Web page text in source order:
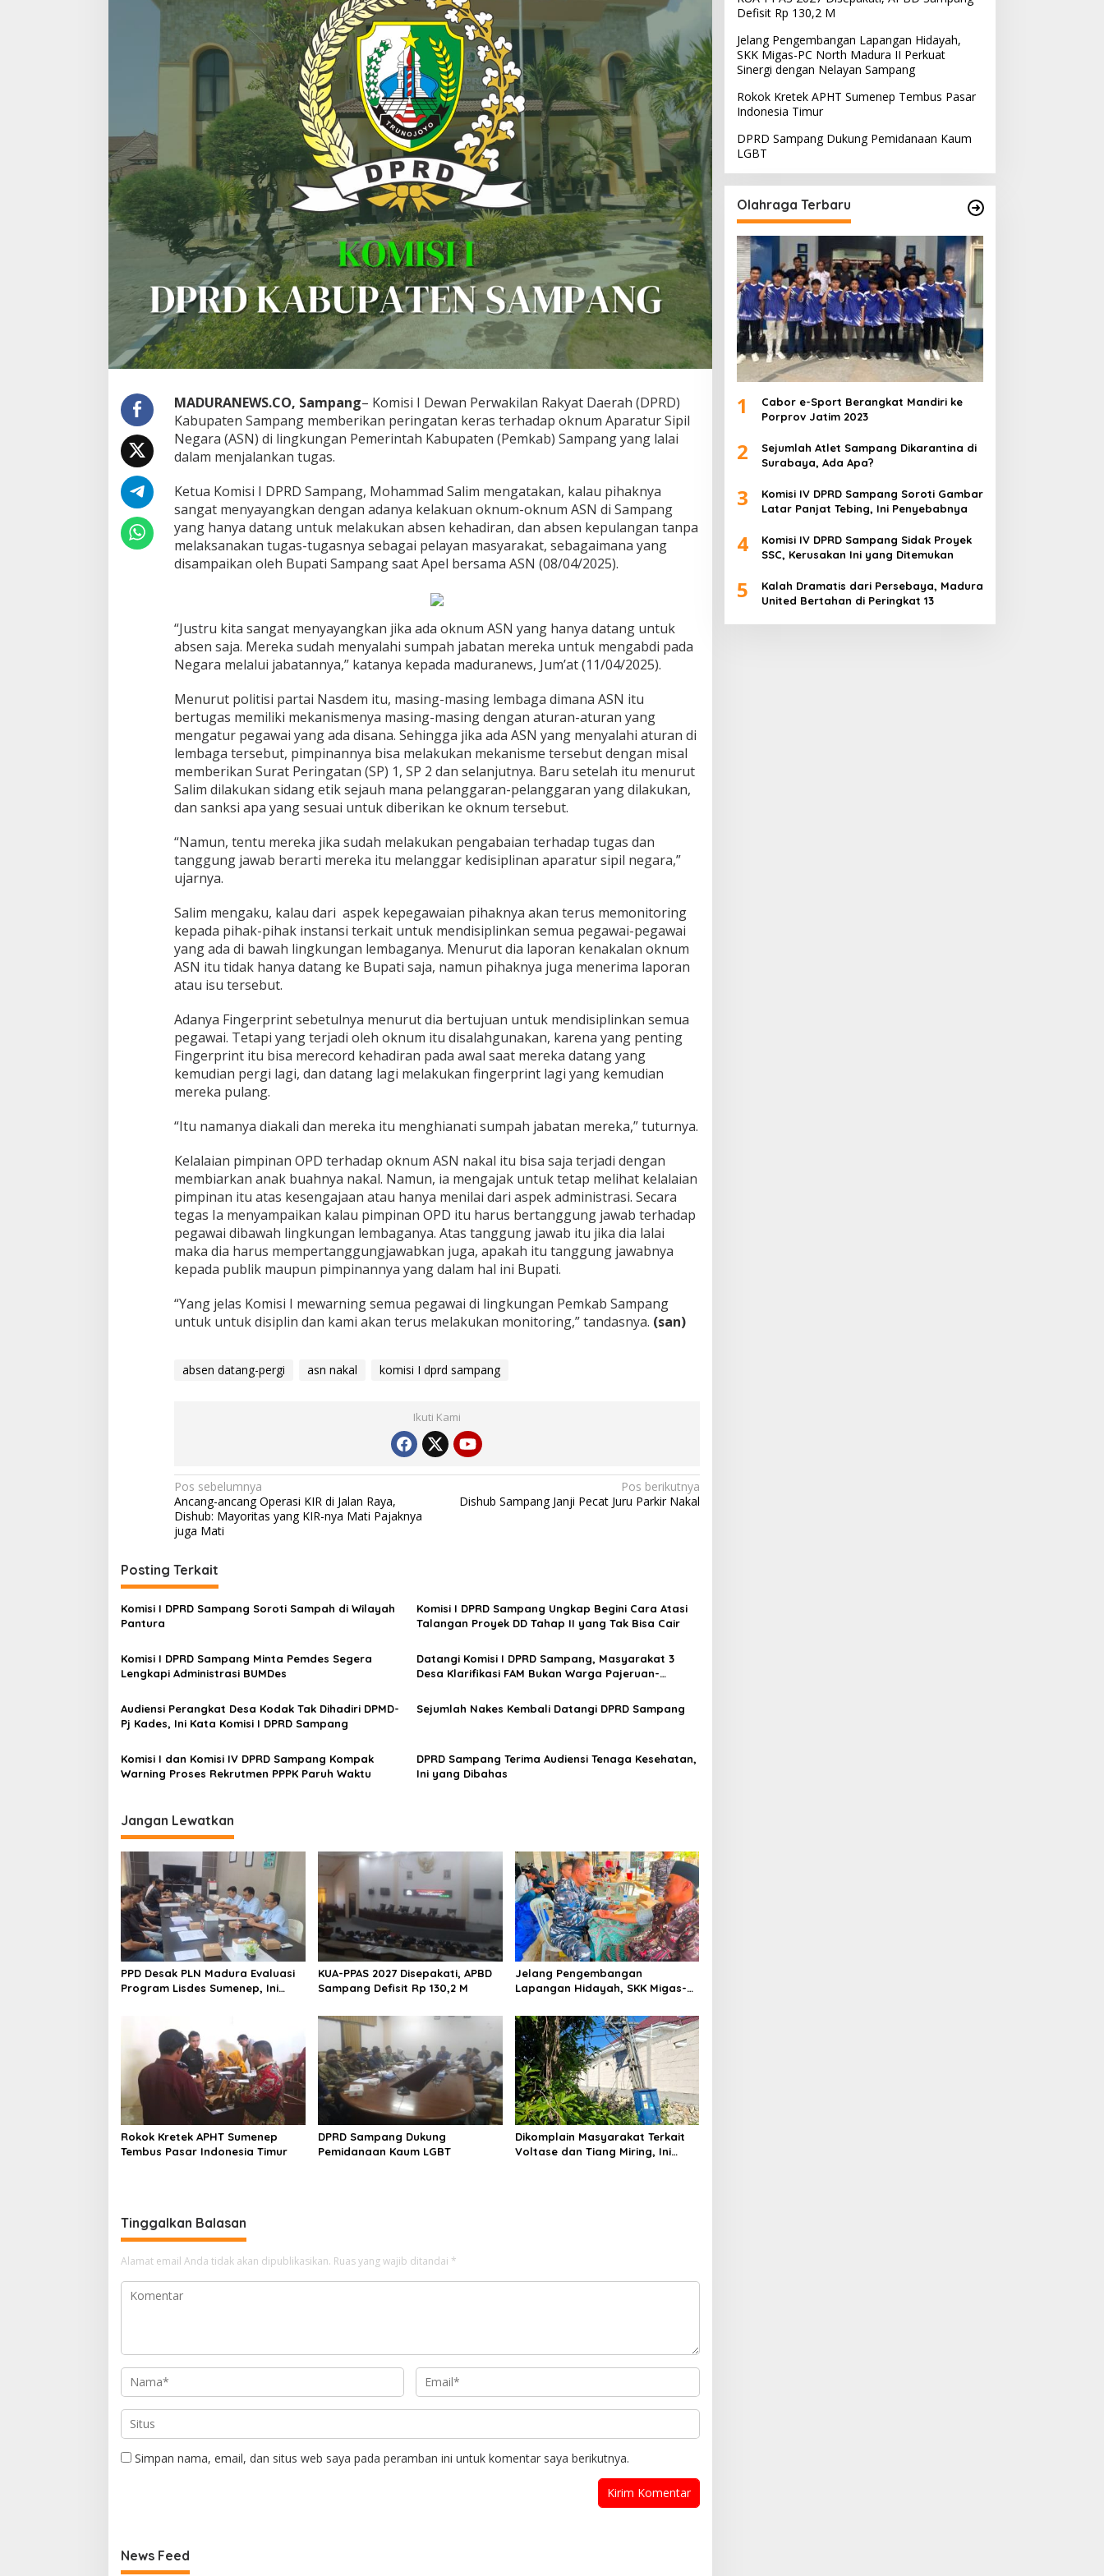
MADURANEWS.CO, Sampang– Komisi I Dewan Perwakilan Rakyat Daerah (DPRD)
Kabupaten Sampang memberikan peringatan keras terhadap oknum Aparatur Sipil
Negara (ASN) di lingkungan Pemerintah Kabupaten (Pemkab) Sampang yang lalai
dalam menjalankan tugas.
Ketua Komisi I DPRD Sampang, Mohammad Salim mengatakan, kalau pihaknya
sangat menyayangkan dengan adanya kelakuan oknum-oknum ASN di Sampang
yang hanya datang untuk melakukan absen kehadiran, dan absen kepulangan tanpa
melaksanakan tugas-tugasnya sebagai pelayan masyarakat, sebagaimana yang
disampaikan oleh Bupati Sampang saat Apel bersama ASN (08/04/2025).
“Justru kita sangat menyayangkan jika ada oknum ASN yang hanya datang untuk
absen saja. Mereka sudah menyalahi sumpah jabatan mereka untuk mengabdi pada
Negara melalui jabatannya,” katanya kepada maduranews, Jum’at (11/04/2025).
Menurut politisi partai Nasdem itu, masing-masing lembaga dimana ASN itu
bertugas memiliki mekanismenya masing-masing dengan aturan-aturan yang
mengatur pegawai yang ada disana. Sehingga jika ada ASN yang menyalahi aturan di
lembaga tersebut, pimpinannya bisa melakukan mekanisme tersebut dengan misal
memberikan Surat Peringatan (SP) 1, SP 2 dan selanjutnya. Baru setelah itu menurut
Salim dilakukan sidang etik sejauh mana pelanggaran-pelanggaran yang dilakukan,
dan sanksi apa yang sesuai untuk diberikan ke oknum tersebut.
“Namun, tentu mereka jika sudah melakukan pengabaian terhadap tugas dan
tanggung jawab berarti mereka itu melanggar kedisiplinan aparatur sipil negara,”
ujarnya.
Salim mengaku, kalau dari aspek kepegawaian pihaknya akan terus memonitoring
kepada pihak-pihak instansi terkait untuk mendisiplinkan semua pegawai-pegawai
yang ada di bawah lingkungan lembaganya. Menurut dia laporan kenakalan oknum
ASN itu tidak hanya datang ke Bupati saja, namun pihaknya juga menerima laporan
atau isu tersebut.
Adanya Fingerprint sebetulnya menurut dia bertujuan untuk mendisiplinkan semua
pegawai. Tetapi yang terjadi oleh oknum itu disalahgunakan, karena yang penting
Fingerprint itu bisa merecord kehadiran pada awal saat mereka datang yang
kemudian pergi lagi, dan datang lagi melakukan fingerprint lagi yang kemudian
mereka pulang.
“Itu namanya diakali dan mereka itu menghianati sumpah jabatan mereka,” tuturnya.
Kelalaian pimpinan OPD terhadap oknum ASN nakal itu bisa saja terjadi dengan
membiarkan anak buahnya nakal. Namun, ia mengajak untuk tetap melihat kelalaian
pimpinan itu atas kesengajaan atau hanya menilai dari aspek administrasi. Secara
tegas Ia menyampaikan kalau pimpinan OPD itu harus bertanggung jawab terhadap
pegawai dibawah lingkungan lembaganya. Atas tanggung jawab itu jika dia lalai
maka dia harus mempertanggungjawabkan juga, apakah itu tanggung jawabnya
kepada publik maupun pimpinannya yang dalam hal ini Bupati.
“Yang jelas Komisi I mewarning semua pegawai di lingkungan Pemkab Sampang
untuk untuk disiplin dan kami akan terus melakukan monitoring,” tandasnya. (san)
absen datang-pergi asn nakal komisi I dprd sampang
Ikuti Kami
Navigasi
pos
Pos sebelumnya
Ancang-ancang Operasi KIR di Jalan Raya,
Dishub: Mayoritas yang KIR-nya Mati Pajaknya
juga Mati
Pos berikutnya
Dishub Sampang Janji Pecat Juru Parkir Nakal
Posting Terkait
Komisi I DPRD Sampang Soroti Sampah di Wilayah
Pantura
Komisi I DPRD Sampang Ungkap Begini Cara Atasi
Talangan Proyek DD Tahap II yang Tak Bisa Cair
Komisi I DPRD Sampang Minta Pemdes Segera
Lengkapi Administrasi BUMDes
Datangi Komisi I DPRD Sampang, Masyarakat 3
Desa Klarifikasi FAM Bukan Warga Pajeruan-
Audiensi Perangkat Desa Kodak Tak Dihadiri DPMD-
Pj Kades, Ini Kata Komisi I DPRD Sampang
Sejumlah Nakes Kembali Datangi DPRD Sampang
Komisi I dan Komisi IV DPRD Sampang Kompak
Warning Proses Rekrutmen PPPK Paruh Waktu
DPRD Sampang Terima Audiensi Tenaga Kesehatan,
Ini yang Dibahas
Jangan Lewatkan
PPD Desak PLN Madura Evaluasi
Program Lisdes Sumenep, Ini
KUA-PPAS 2027 Disepakati, APBD
Sampang Defisit Rp 130,2 M
Jelang Pengembangan
Lapangan Hidayah, SKK Migas-
Sinergi dengan Nelayan
Sampang
Rokok Kretek APHT Sumenep
Tembus Pasar Indonesia Timur
DPRD Sampang Dukung
Pemidanaan Kaum LGBT
Dikomplain Masyarakat Terkait
Voltase dan Tiang Miring, Ini
Tinggalkan Balasan
Alamat email Anda tidak akan dipublikasikan. Ruas yang wajib ditandai *
Simpan nama, email, dan situs web saya pada peramban ini untuk komentar saya berikutnya.
News Feed
Defisit Rp 130,2 M
Jelang Pengembangan Lapangan Hidayah,
SKK Migas-PC North Madura II Perkuat
Sinergi dengan Nelayan Sampang
Rokok Kretek APHT Sumenep Tembus Pasar
Indonesia Timur
DPRD Sampang Dukung Pemidanaan Kaum
LGBT
Olahraga Terbaru
1
Cabor e-Sport Berangkat Mandiri ke
Porprov Jatim 2023
2
Sejumlah Atlet Sampang Dikarantina di
Surabaya, Ada Apa?
3
Komisi IV DPRD Sampang Soroti Gambar
Latar Panjat Tebing, Ini Penyebabnya
4
Komisi IV DPRD Sampang Sidak Proyek
SSC, Kerusakan Ini yang Ditemukan
5
Kalah Dramatis dari Persebaya, Madura
United Bertahan di Peringkat 13